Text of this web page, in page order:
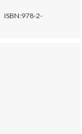
ISBN:978-2-